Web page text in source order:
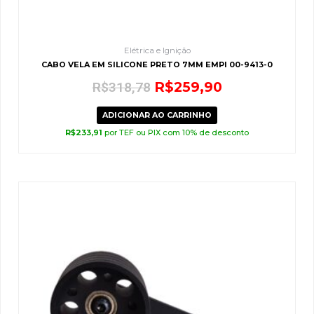
Elétrica e Ignição
CABO VELA EM SILICONE PRETO 7MM EMPI 00-9413-0
R$318,78 R$259,90
ADICIONAR AO CARRINHO
R$233,91 por TEF ou PIX com 10% de desconto